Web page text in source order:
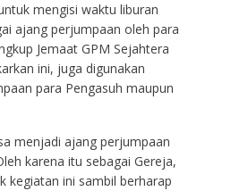
mengisi waktu liburan
ajang perjumpaan oleh para
Jemaat GPM Sejahtera
ini, juga digunakan
para Pengasuh maupun
menjadi ajang perjumpaan
karena itu sebagai Gereja,
kegiatan ini sambil berharap